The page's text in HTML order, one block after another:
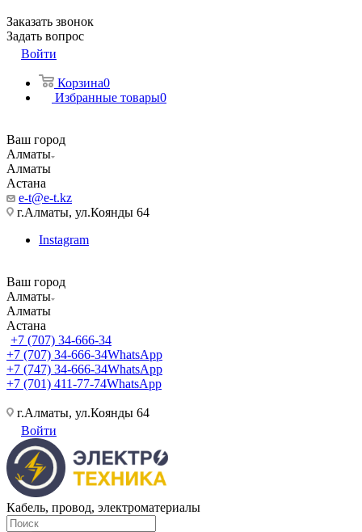
Заказать звонок
Задать вопрос
Войти
Корзина0
Избранные товары0
Ваш город
Алматы
Алматы
Астана
e-t@e-t.kz
г.Алматы, ул.Коянды 64
Instagram
Ваш город
Алматы
Алматы
Астана
+7 (707) 34-666-34
+7 (707) 34-666-34WhatsApp
+7 (747) 34-666-34WhatsApp
+7 (701) 411-77-74WhatsApp
г.Алматы, ул.Коянды 64
Войти
Кабель, провод, электроматериалы